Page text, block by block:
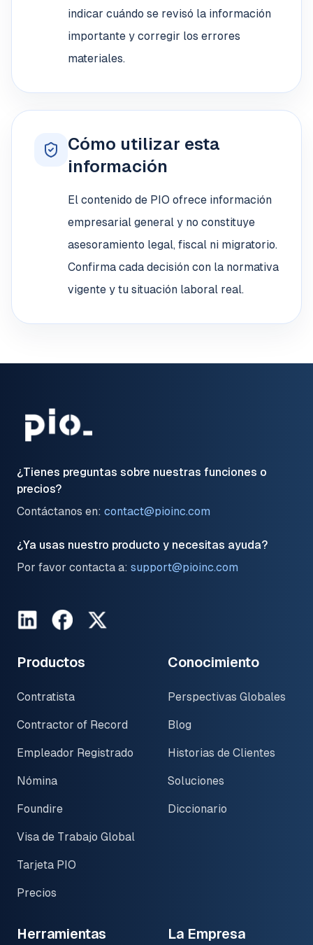
indicar cuándo se revisó la información
importante y corregir los errores
materiales.
Cómo utilizar esta
información
El contenido de PIO ofrece información
empresarial general y no constituye
asesoramiento legal, fiscal ni migratorio.
Confirma cada decisión con la normativa
vigente y tu situación laboral real.
¿Tienes preguntas sobre nuestras funciones o
precios?
Contáctanos en: contact@pioinc.com
¿Ya usas nuestro producto y necesitas ayuda?
Por favor contacta a: support@pioinc.com
LinkedInFacebookTwitter
Productos
Contratista
Contractor of Record
Empleador Registrado
Nómina
Foundire
Visa de Trabajo Global
Tarjeta PIO
Precios
Conocimiento
Perspectivas Globales
Blog
Historias de Clientes
Soluciones
Diccionario
Herramientas La Empresa